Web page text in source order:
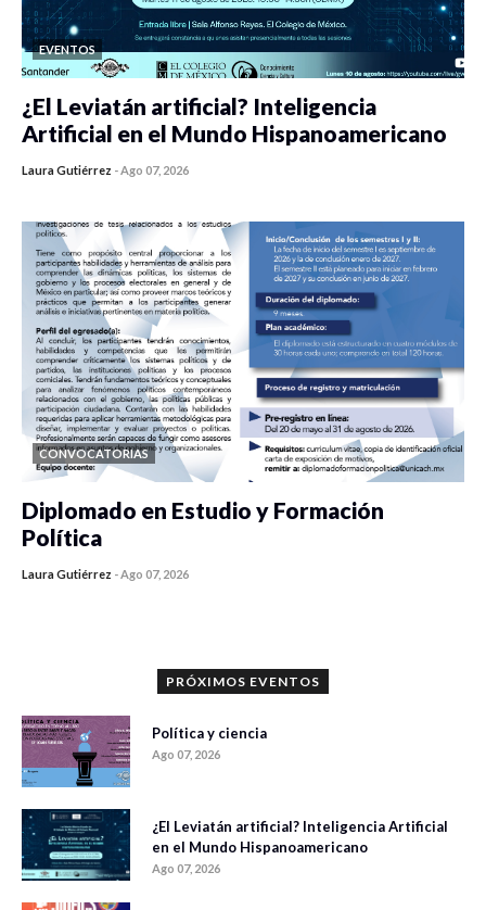
EVENTOS
¿El Leviatán artificial? Inteligencia
Artificial en el Mundo Hispanoamericano
Laura Gutiérrez -Ago 07, 2026
CONVOCATORIAS
Diplomado en Estudio y Formación
Política
Laura Gutiérrez -Ago 07, 2026
PRÓXIMOS EVENTOS
Política y ciencia
Ago 07, 2026
¿El Leviatán artificial? Inteligencia Artificial
en el Mundo Hispanoamericano
Ago 07, 2026